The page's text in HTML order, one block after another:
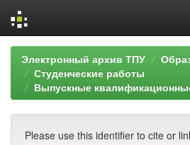
Skip
navigation
Электронный архив ТПУ
Студенческие работы
Выпускные
Please use this identifier to cite or